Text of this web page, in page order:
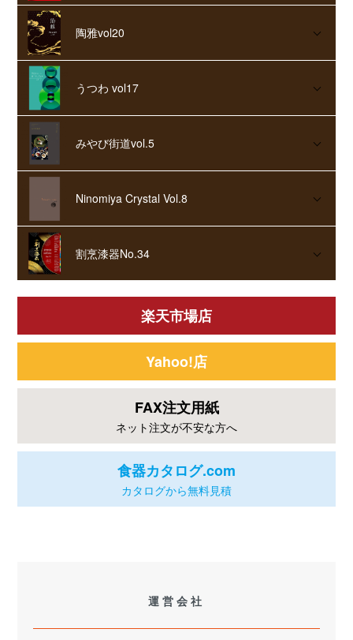
陶雅vol20
うつわ vol17
みやび街道vol.5
Ninomiya Crystal Vol.8
割烹漆器No.34
楽天市場店
Yahoo!店
FAX注文用紙
ネット注文が不安な方へ
食器カタログ.com
カタログから無料見積
運営会社